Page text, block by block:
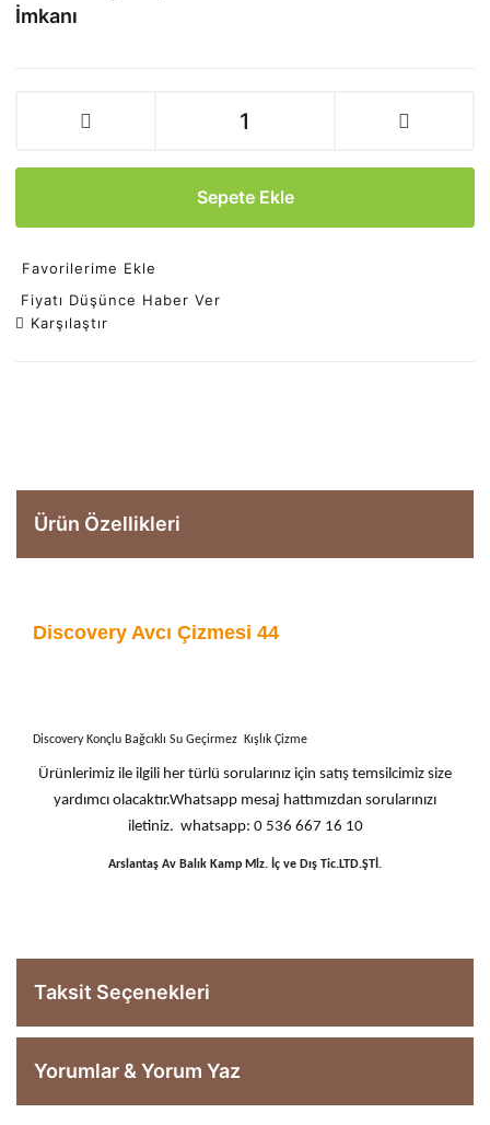
İmkanı
Sepete Ekle
Favorilerime Ekle
Fiyatı Düşünce Haber Ver
Karşılaştır
Ürün Özellikleri
Discovery Avcı Çizmesi 44
Discovery Konçlu Bağcıklı Su Geçirmez Kışlık Çizme
Ürünlerimiz ile ilgili her türlü sorularınız için satış temsilcimiz size
yardımcı olacaktır.Whatsapp mesaj hattımızdan sorularınızı
iletiniz. whatsapp: 0 536 667 16 10
Arslantaş Av Balık Kamp Mlz. İç ve Dış Tic.LTD.ŞTİ.
Taksit Seçenekleri
Yorumlar & Yorum Yaz